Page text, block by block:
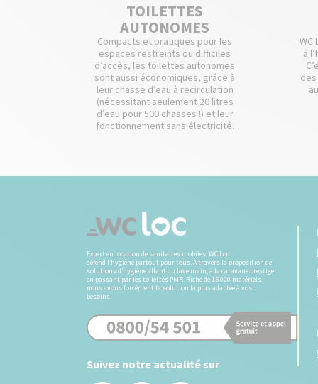
TOILETTES
AUTONOMES
Compacts et pratiques pour les
espaces restreints ou difficiles
d’accès, les toilettes autonomes
sont aussi économiques, grâce à
leur chasse d’eau à recirculation
(nécessitant seulement 20 litres
d’eau pour 500 chasses !) et leur
fonctionnement sans électricité.
WC
à
Expert en location de sanitaires mobiles, WC Loc
défend l’hygiène partout pour tous. À travers la proposition de
solutions d’hygiène allant du lave main, à la caravane prestige
en passant par les toilettes PMR. Riche de 15 000 matériels,
nous avons forcément la solution la plus adaptée à vos
besoins.
Suivez notre actualité sur